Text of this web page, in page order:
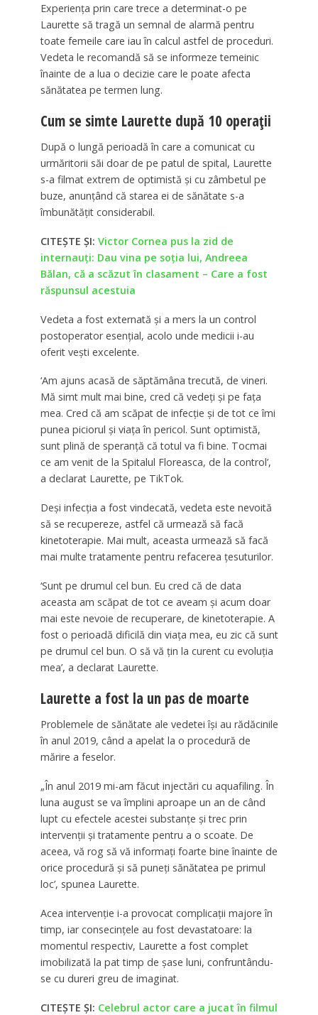
Experiența prin care trece a determinat-o pe
Laurette să tragă un semnal de alarmă pentru
toate femeile care iau în calcul astfel de proceduri.
Vedeta le recomandă să se informeze temeinic
înainte de a lua o decizie care le poate afecta
sănătatea pe termen lung.
Cum se simte Laurette după 10 operații
După o lungă perioadă în care a comunicat cu
urmăritorii săi doar de pe patul de spital, Laurette
s-a filmat extrem de optimistă și cu zâmbetul pe
buze, anunțând că starea ei de sănătate s-a
îmbunătățit considerabil.
CITEȘTE ȘI: Victor Cornea pus la zid de
internauți: Dau vina pe soția lui, Andreea
Bălan, că a scăzut în clasament – Care a fost
răspunsul acestuia
Vedeta a fost externată și a mers la un control
postoperator esențial, acolo unde medicii i-au
oferit vești excelente.
‘Am ajuns acasă de săptămâna trecută, de vineri.
Mă simt mult mai bine, cred că vedeți și pe fața
mea. Cred că am scăpat de infecție și de tot ce îmi
punea piciorul și viața în pericol. Sunt optimistă,
sunt plină de speranță că totul va fi bine. Tocmai
ce am venit de la Spitalul Floreasca, de la control’,
a declarat Laurette, pe TikTok.
Deși infecția a fost vindecată, vedeta este nevoită
să se recupereze, astfel că urmează să facă
kinetoterapie. Mai mult, aceasta urmează să facă
mai multe tratamente pentru refacerea țesuturilor.
‘Sunt pe drumul cel bun. Eu cred că de data
aceasta am scăpat de tot ce aveam și acum doar
mai este nevoie de recuperare, de kinetoterapie. A
fost o perioadă dificilă din viața mea, eu zic că sunt
pe drumul cel bun. O să vă țin la curent cu evoluția
mea’, a declarat Laurette.
Laurette a fost la un pas de moarte
Problemele de sănătate ale vedetei își au rădăcinile
în anul 2019, când a apelat la o procedură de
mărire a feselor.
„În anul 2019 mi-am făcut injectări cu aquafiling. În
luna august se va împlini aproape un an de când
lupt cu efectele acestei substanțe și trec prin
intervenții și tratamente pentru a o scoate. De
aceea, vă rog să vă informați foarte bine înainte de
orice procedură și să puneți sănătatea pe primul
loc’, spunea Laurette.
Acea intervenție i-a provocat complicații majore în
timp, iar consecințele au fost devastatoare: la
momentul respectiv, Laurette a fost complet
imobilizată la pat timp de șase luni, confruntându-
se cu dureri greu de imaginat.
CITEȘTE ȘI: Celebrul actor care a jucat în filmul